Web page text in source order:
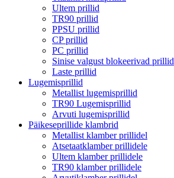
Ultem prillid
TR90 prillid
PPSU prillid
CP prillid
PC prillid
Sinise valgust blokeerivad prillid
Laste prillid
Lugemisprillid
Metallist lugemisprillid
TR90 Lugemisprillid
Arvuti lugemisprillid
Päikeseprillide klambrid
Metallist klamber prillidel
Atsetaatklamber prillidele
Ultem klamber prillidele
TR90 klamber prillidele